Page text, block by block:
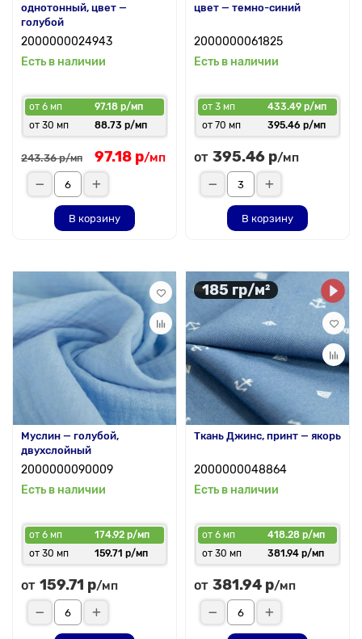
однотонный, цвет —
голубой
2000000024943
Есть в наличии
от 6 мп
97.18 р/мп
от 30 мп
88.73 р/мп
243.36 р/мп 97.18 р/мп
В корзину
цвет — темно-синий
2000000061825
Есть в наличии
от 3 мп
433.49 р/мп
от 70 мп
395.46 р/мп
от 395.46 р/мп
В корзину
Муслин — голубой,
двухслойный
2000000090009
Есть в наличии
от 6 мп
174.92 р/мп
от 30 мп
159.71 р/мп
от 159.71 р/мп
185 гр/м²
Ткань Джинс, принт — якорь
2000000048864
Есть в наличии
от 6 мп
418.28 р/мп
от 30 мп
381.94 р/мп
от 381.94 р/мп